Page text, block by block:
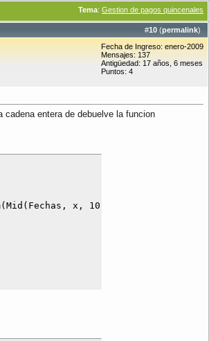
Tema: Gestion de pagos quincenales
#10 (permalink)
Fecha de Ingreso: enero-2009
Mensajes: 137
Antigüedad: 17 años, 6 meses
Puntos: 4
entera de debuelve la funcion
x, 10))))